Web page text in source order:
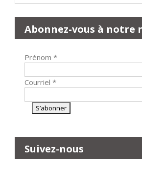
Abonnez-vous à notre
Prénom *
Courriel *
Suivez-nous